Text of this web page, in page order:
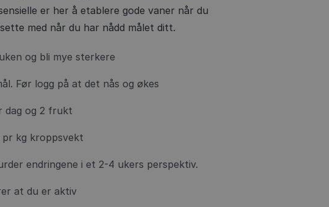
er her å etablere gode vaner når du
med når du har nådd målet ditt.
og bli mye sterkere
Før logg på at det nås og økes
dag og 2 frukt
pr kg kroppsvekt
endringene i et 2-4 ukers perspektiv.
at du er aktiv